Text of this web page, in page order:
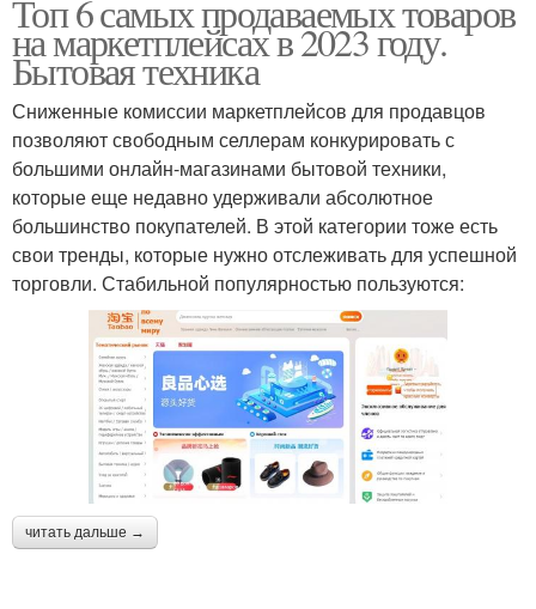
Топ 6 самых продаваемых товаров
на маркетплейсах в 2023 году.
Бытовая техника
Сниженные комиссии маркетплейсов для продавцов
позволяют свободным селлерам конкурировать с
большими онлайн-магазинами бытовой техники,
которые еще недавно удерживали абсолютное
большинство покупателей. В этой категории тоже есть
свои тренды, которые нужно отслеживать для успешной
торговли. Стабильной популярностью пользуются:
читать дальше →